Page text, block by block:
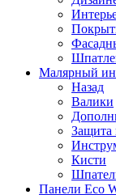
Малярный
Назад
Валики
Защита
Кисти
Панели Eco